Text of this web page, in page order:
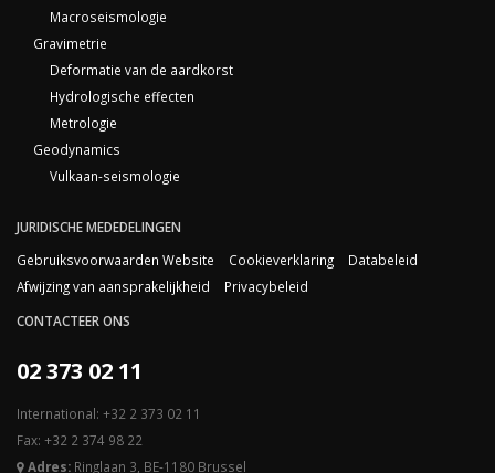
Macroseismologie
Gravimetrie
Deformatie van de aardkorst
Hydrologische effecten
Metrologie
Geodynamics
Vulkaan-seismologie
JURIDISCHE MEDEDELINGEN
Gebruiksvoorwaarden Website
Cookieverklaring
Databeleid
Afwijzing van aansprakelijkheid
Privacybeleid
CONTACTEER ONS
02 373 02 11
International: +32 2 373 02 11
Fax: +32 2 374 98 22
Adres: Ringlaan 3, BE-1180 Brussel